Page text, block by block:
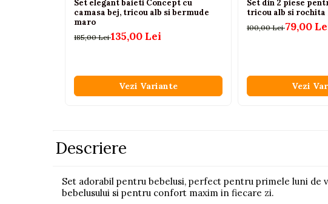
Jocuri de indemanare
Jocuri sportive
Jucarii educative din lemn
Muzica si instrumente
Saltelute si centre de activitati
Set Avioane si submarine
Seturi de doctor
Set elegant baieti Concept cu
camasa bej, tricou alb si bermude
maro
185,00 Lei135,00 Lei
Vezi Variante
Set din 2 piese
tricou alb si rochita
100,00 Lei79,00
Vezi
Descriere
Set adorabil pentru bebelusi, perfect pentru primele luni de
bebelusului si pentru confort maxim in fiecare zi.